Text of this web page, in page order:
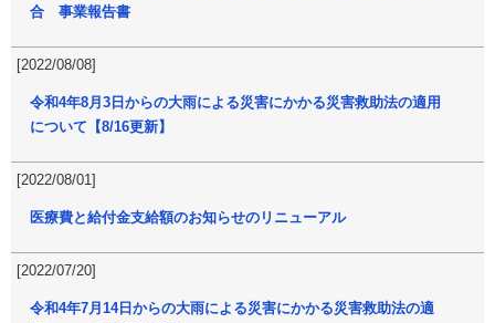
合 事業報告書
[2022/08/08]
令和4年8月3日からの大雨による災害にかかる災害救助法の適用
について【8/16更新】
[2022/08/01]
医療費と給付金支給額のお知らせのリニューアル
[2022/07/20]
令和4年7月14日からの大雨による災害にかかる災害救助法の適